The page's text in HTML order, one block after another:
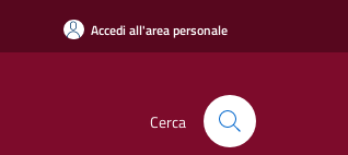
Accedi all'area personale
Cerca